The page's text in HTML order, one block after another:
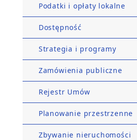
Podatki i opłaty lokalne
Dostępność
Strategia i programy
Zamówienia publiczne
Rejestr Umów
Planowanie przestrzenne
Zbywanie nieruchomości